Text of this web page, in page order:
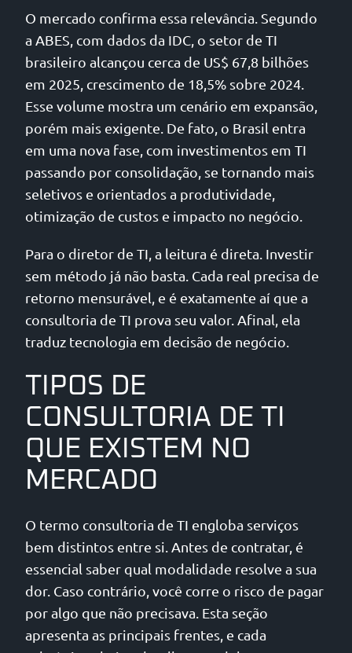
O mercado confirma essa relevância. Segundo
a ABES, com dados da IDC, o setor de TI
brasileiro alcançou cerca de US$ 67,8 bilhões
em 2025, crescimento de 18,5% sobre 2024.
Esse volume mostra um cenário em expansão,
porém mais exigente. De fato, o Brasil entra
em uma nova fase, com investimentos em TI
passando por consolidação, se tornando mais
seletivos e orientados a produtividade,
otimização de custos e impacto no negócio.
Para o diretor de TI, a leitura é direta. Investir
sem método já não basta. Cada real precisa de
retorno mensurável, e é exatamente aí que a
consultoria de TI prova seu valor. Afinal, ela
traduz tecnologia em decisão de negócio.
TIPOS DE
CONSULTORIA DE TI
QUE EXISTEM NO
MERCADO
O termo consultoria de TI engloba serviços
bem distintos entre si. Antes de contratar, é
essencial saber qual modalidade resolve a sua
dor. Caso contrário, você corre o risco de pagar
por algo que não precisava. Esta seção
apresenta as principais frentes, e cada